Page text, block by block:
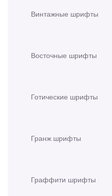
Винтажные шрифты
Восточные шрифты
Готические шрифты
Гранж шрифты
Граффити шрифты